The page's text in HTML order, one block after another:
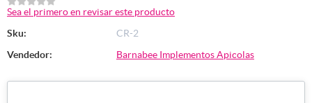
Sea el primero en revisar este producto
Sku:
CR-2
Vendedor:
Barnabee Implementos Apicolas